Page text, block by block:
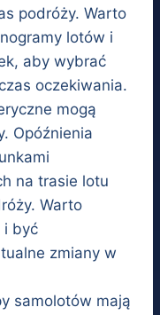
podróży. Warto
lotów i
aby wybrać
oczekiwania.
mogą
Opóźnienia
na trasie lotu
Warto
i być
zmiany w
samolotów mają